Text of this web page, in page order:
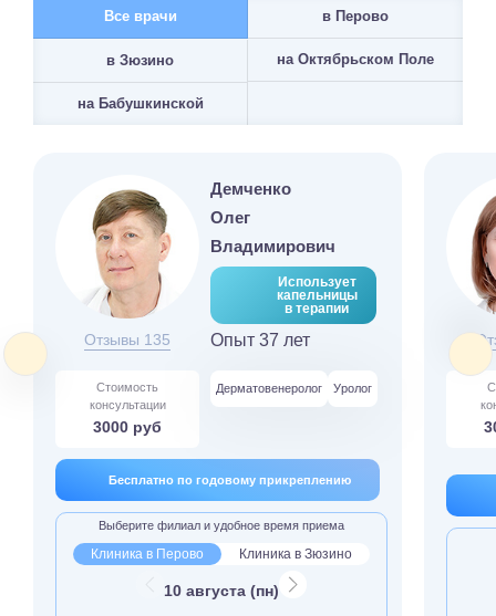
Все врачи в Перово
в Зюзино на Октябрьском Поле
на Бабушкинской
Отзывы 135
Демченко
Олег
Владимирович
Использует
капельницы
в терапии
Опыт 37 лет
Стоимость
консультации
3000 руб
Дерматовенеролог Уролог
Бесплатно по годовому прикреплению
Выберите филиал и удобное время приема
Клиника в Перово Клиника в Зюзино
10 августа (пн)